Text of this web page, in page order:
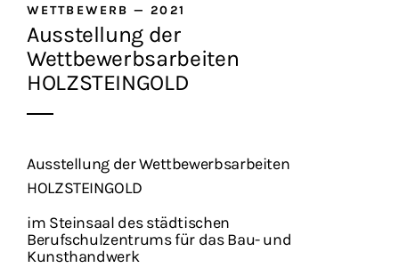
WETTBEWERB—2021
Ausstellung der
Wettbewerbsarbeiten
HOLZSTEINGOLD
Ausstellung der Wettbewerbsarbeiten
HOLZSTEINGOLD
im Steinsaal des städtischen
Berufschulzentrums für das Bau- und
Kunsthandwerk